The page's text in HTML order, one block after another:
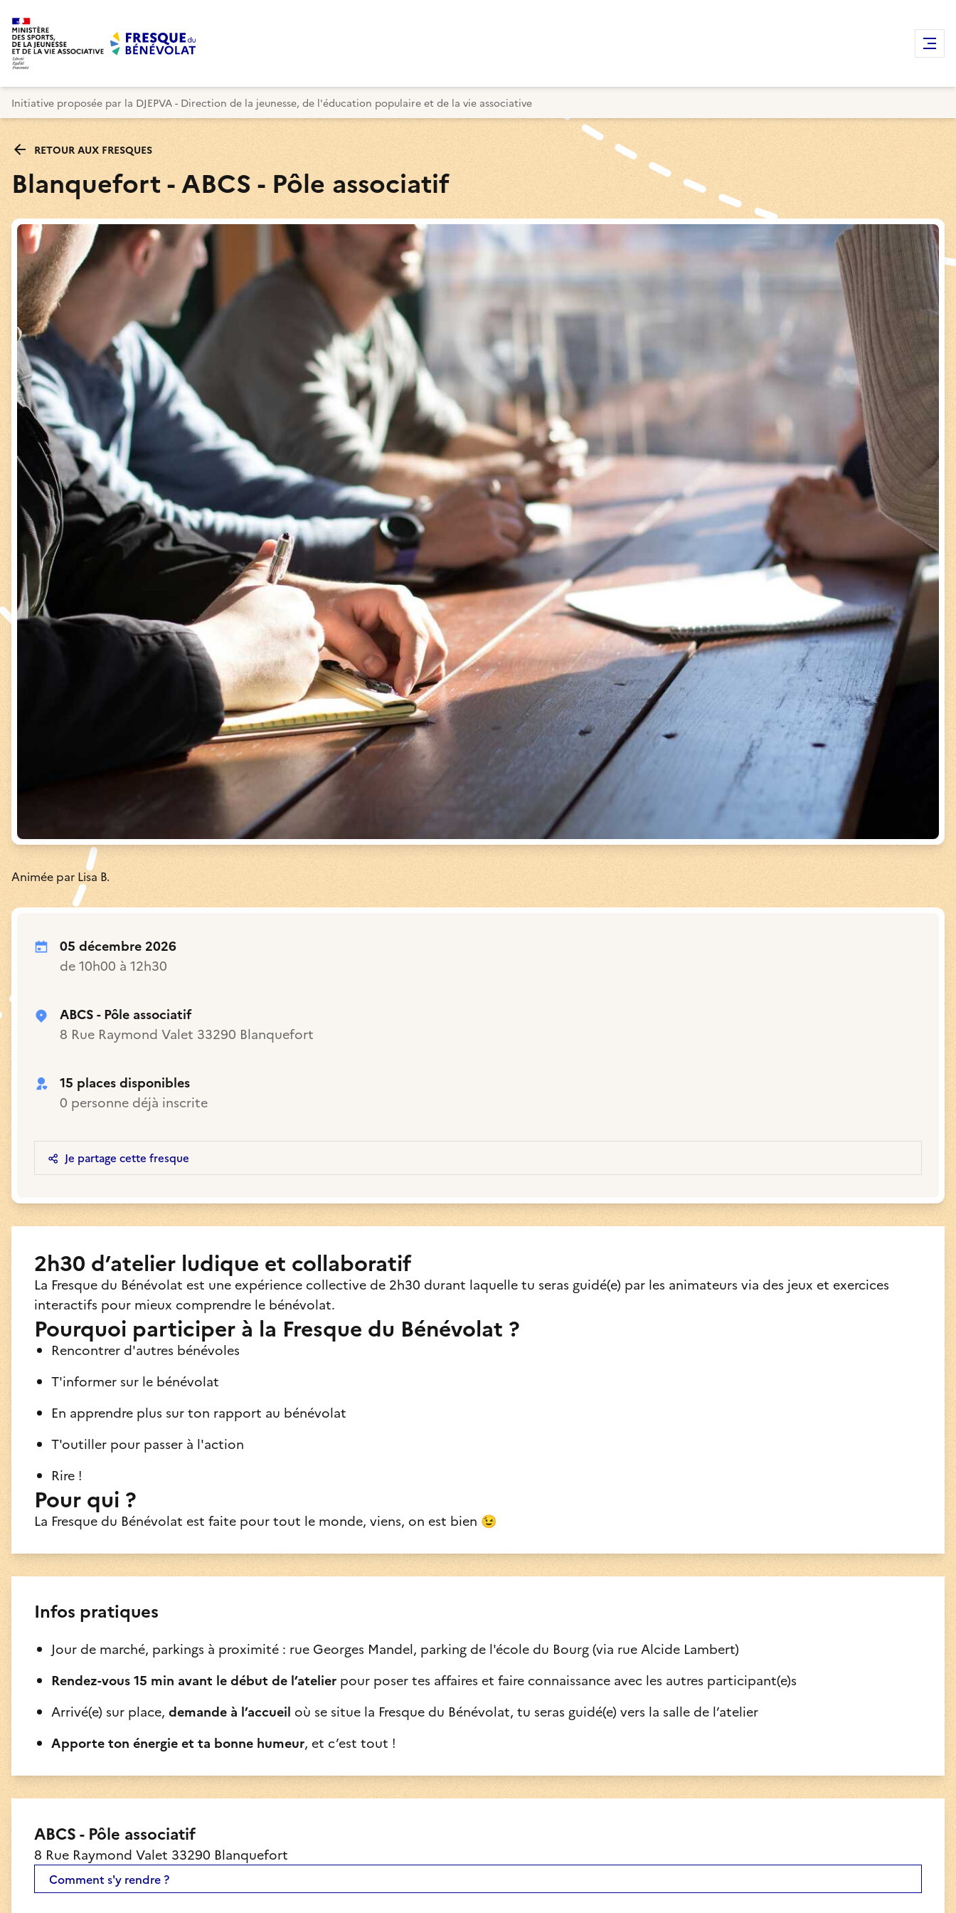
Initiative proposée par la DJEPVA - Direction de la jeunesse, de l'éducation populaire et de la vie associative
RETOUR AUX FRESQUES
Blanquefort - ABCS - Pôle associatif
Animée par Lisa B.
05 décembre 2026
de 10h00 à 12h30
ABCS - Pôle associatif
8 Rue Raymond Valet 33290 Blanquefort
15 places disponibles
0 personne déjà inscrite
Je partage cette fresque
2h30 d’atelier ludique et collaboratif
La Fresque du Bénévolat est une expérience collective de 2h30 durant laquelle tu seras guidé(e) par les animateurs via des jeux et exercices
interactifs pour mieux comprendre le bénévolat.
Pourquoi participer à la Fresque du Bénévolat ?
Rencontrer d'autres bénévoles
T'informer sur le bénévolat
En apprendre plus sur ton rapport au bénévolat
T'outiller pour passer à l'action
Rire !
Pour qui ?
La Fresque du Bénévolat est faite pour tout le monde, viens, on est bien 😉
Infos pratiques
Jour de marché, parkings à proximité : rue Georges Mandel, parking de l'école du Bourg (via rue Alcide Lambert)
Rendez-vous 15 min avant le début de l’atelier pour poser tes affaires et faire connaissance avec les autres participant(e)s
Arrivé(e) sur place, demande à l’accueil où se situe la Fresque du Bénévolat, tu seras guidé(e) vers la salle de l’atelier
Apporte ton énergie et ta bonne humeur, et c’est tout !
ABCS - Pôle associatif
8 Rue Raymond Valet 33290 Blanquefort
Comment s'y rendre ?